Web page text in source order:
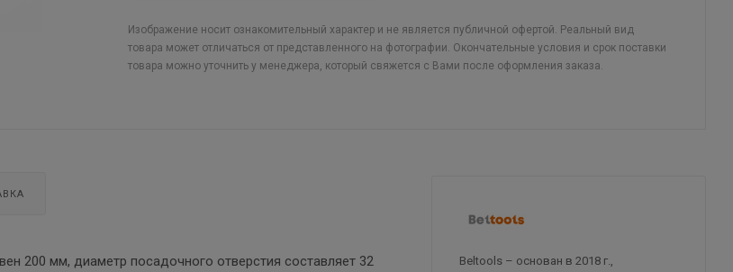
Изображение носит ознакомительный характер и не является публичной офертой. Реальный вид
товара может отличаться от представленного на фотографии. Окончательные условия и срок поставки
товара можно уточнить у менеджера, который свяжется с Вами после оформления заказа.
200 мм, диаметр посадочного отверстия составляет 32
Beltools – основан в 2018 г.,